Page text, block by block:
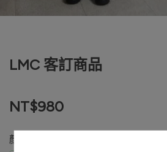
LMC 客訂商品
NT$980
顏色